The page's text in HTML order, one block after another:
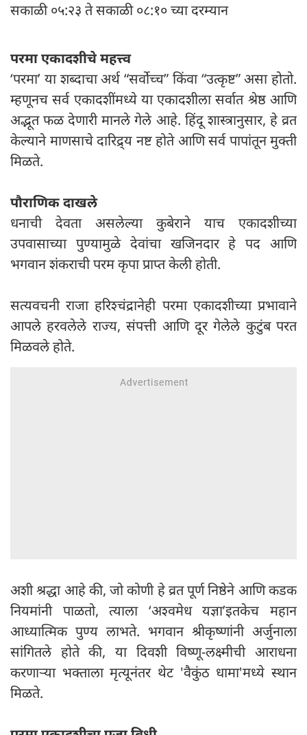
सकाळी ०५:२३ ते सकाळी ०८:१० च्या दरम्यान
परमा एकादशीचे महत्त्व
‘परमा’ या शब्दाचा अर्थ “सर्वोच्च” किंवा “उत्कृष्ट” असा होतो.
म्हणूनच सर्व एकादशींमध्ये या एकादशीला सर्वात श्रेष्ठ आणि
अद्भूत फळ देणारी मानले गेले आहे. हिंदू शास्त्रानुसार, हे व्रत
केल्याने माणसाचे दारिद्र्य नष्ट होते आणि सर्व पापांतून मुक्ती
मिळते.
पौराणिक दाखले
धनाची देवता असलेल्या कुबेराने याच एकादशीच्या
उपवासाच्या पुण्यामुळे देवांचा खजिनदार हे पद आणि
भगवान शंकराची परम कृपा प्राप्त केली होती.
सत्यवचनी राजा हरिश्चंद्रानेही परमा एकादशीच्या प्रभावाने
आपले हरवलेले राज्य, संपत्ती आणि दूर गेलेले कुटुंब परत
मिळवले होते.
अशी श्रद्धा आहे की, जो कोणी हे व्रत पूर्ण निष्ठेने आणि कडक
नियमांनी पाळतो, त्याला ‘अश्वमेध यज्ञा’इतकेच महान
आध्यात्मिक पुण्य लाभते. भगवान श्रीकृष्णांनी अर्जुनाला
सांगितले होते की, या दिवशी विष्णू-लक्ष्मीची आराधना
करणाऱ्या भक्ताला मृत्यूनंतर थेट 'वैकुंठ धामा'मध्ये स्थान
मिळते.